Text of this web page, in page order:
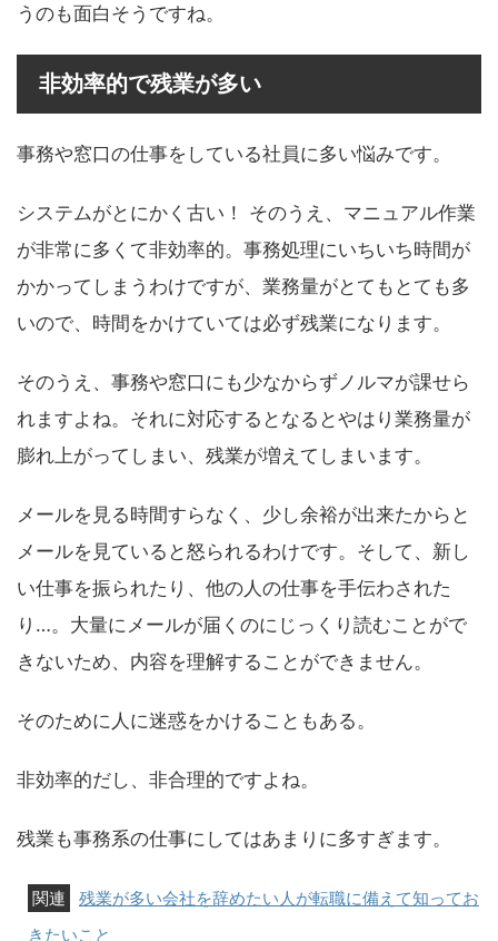
うのも面白そうですね。
非効率的で残業が多い
事務や窓口の仕事をしている社員に多い悩みです。
システムがとにかく古い！ そのうえ、マニュアル作業
が非常に多くて非効率的。事務処理にいちいち時間が
かかってしまうわけですが、業務量がとてもとても多
いので、時間をかけていては必ず残業になります。
そのうえ、事務や窓口にも少なからずノルマが課せら
れますよね。それに対応するとなるとやはり業務量が
膨れ上がってしまい、残業が増えてしまいます。
メールを見る時間すらなく、少し余裕が出来たからと
メールを見ていると怒られるわけです。そして、新し
い仕事を振られたり、他の人の仕事を手伝わされた
り…。大量にメールが届くのにじっくり読むことがで
きないため、内容を理解することができません。
そのために人に迷惑をかけることもある。
非効率的だし、非合理的ですよね。
残業も事務系の仕事にしてはあまりに多すぎます。
残業が多い会社を辞めたい人が転職に備えて知ってお
きたいこと